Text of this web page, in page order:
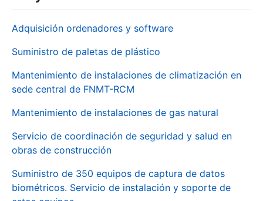
Adquisición ordenadores y software
Suministro de paletas de plástico
Mantenimiento de instalaciones de climatización en
sede central de FNMT-RCM
Mantenimiento de instalaciones de gas natural
Servicio de coordinación de seguridad y salud en
obras de construcción
Suministro de 350 equipos de captura de datos
biométricos. Servicio de instalación y soporte de